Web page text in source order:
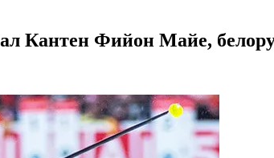
Кантен Фийон Майе,